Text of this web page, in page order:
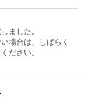
ました。
場合は、しばらく
ださい。